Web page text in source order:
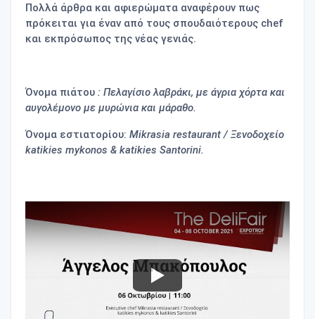
Πολλά άρθρα και αφιερώματα αναφέρουν πως
πρόκειται για έναν από τους σπουδαιότερους chef
και εκπρόσωπος της νέας γενιάς.
Όνομα πιάτου : Πελαγίσιο λαβράκι, με άγρια χόρτα και
αυγολέμονο με μυρώνια και μάραθο.
Όνομα εστιατορίου: Mikrasia restaurant / Ξενοδοχείο
katikies mykonos & katikies Santorini.